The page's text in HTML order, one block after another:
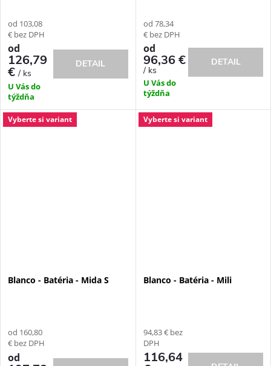
od 103,08
€ bez DPH
od
126,79
€/ ks
U Vás do
týždňa
DETAIL
od 78,34
€ bez DPH
od
96,36 €
/ ks
U Vás do
týždňa
DETAIL
Vyberte si variant
Blanco - Batéria - Mida S
od 160,80
€ bez DPH
od
Vyberte si variant
Blanco - Batéria - Mili
94,83 € bez
DPH
116,64